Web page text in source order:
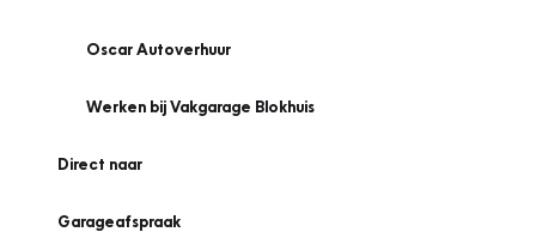
Oscar Autoverhuur
Werken bij Vakgarage Blokhuis
Direct naar
Garageafspraak